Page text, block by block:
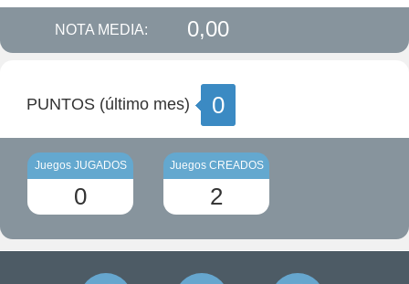
NOTA MEDIA: 0,00
PUNTOS (último mes) 0
Juegos JUGADOS
0
Juegos CREADOS
2